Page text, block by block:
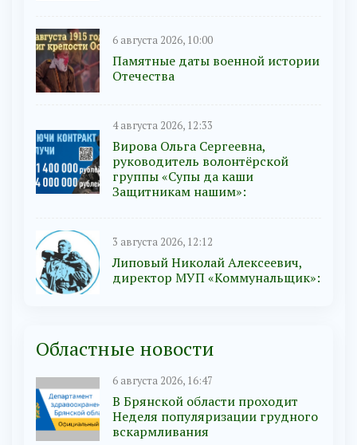
6 августа 2026, 10:00
Памятные даты военной истории
Отечества
4 августа 2026, 12:33
Вирова Ольга Сергеевна,
руководитель волонтёрской
группы «Супы да каши
Защитникам нашим»:
3 августа 2026, 12:12
Липовый Николай Алексеевич,
директор МУП «Коммунальщик»:
Областные новости
6 августа 2026, 16:47
В Брянской области проходит
Неделя популяризации грудного
вскармливания